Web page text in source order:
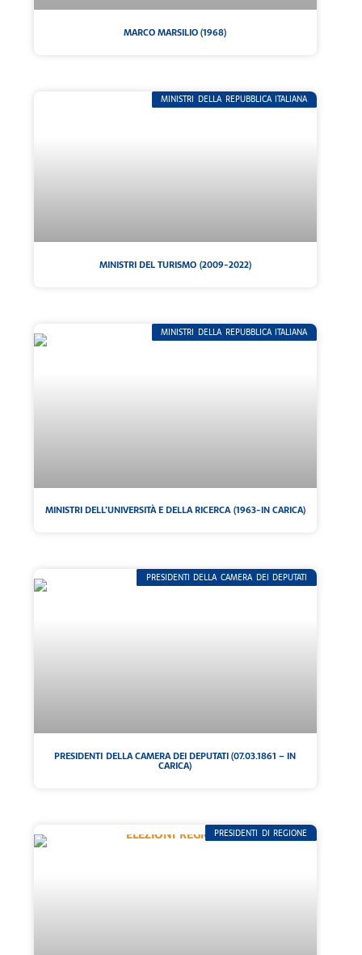
MARCO MARSILIO (1968)
MINISTRI DELLA REPUBBLICA ITALIANA
MINISTRI DEL TURISMO (2009-2022)
MINISTRI DELLA REPUBBLICA ITALIANA
MINISTRI DELL’UNIVERSITÀ E DELLA RICERCA (1963-IN CARICA)
PRESIDENTI DELLA CAMERA DEI DEPUTATI
PRESIDENTI DELLA CAMERA DEI DEPUTATI (07.03.1861 – IN
CARICA)
PRESIDENTI DI REGIONE